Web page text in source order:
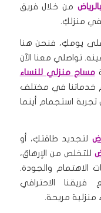
من خلال فريق
في منزلكِ.
على يومكِ، فنحن هنا
تواصلي معنا الآن
مساج منزلي للنساء
خدماتنا في مختلف
استجمام أينما
لتجديد طاقتكِ، أو
للتخلص من الإرهاق،
الاهتمام والجودة.
الاحترافي
مريحة.